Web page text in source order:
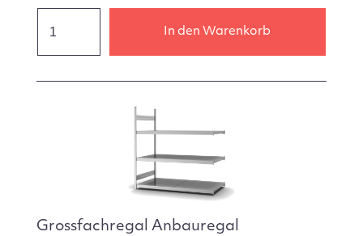
In den Warenkorb
Grossfachregal Anbauregal